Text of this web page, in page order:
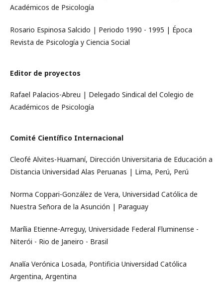
Académicos de Psicología
Rosario Espinosa Salcido | Periodo 1990 - 1995 | Época
Revista de Psicología y Ciencia Social
Editor de proyectos
Rafael Palacios-Abreu | Delegado Sindical del Colegio de
Académicos de Psicología
Comité Científico Internacional
Cleofé Alvites-Huamaní, Dirección Universitaria de Educación a
Distancia Universidad Alas Peruanas | Lima, Perú, Perú
Norma Coppari-González de Vera, Universidad Católica de
Nuestra Señora de la Asunción | Paraguay
Marília Etienne-Arreguy, Universidade Federal Fluminense -
Niterói - Rio de Janeiro - Brasil
Analía Verónica Losada, Pontificia Universidad Católica
Argentina, Argentina